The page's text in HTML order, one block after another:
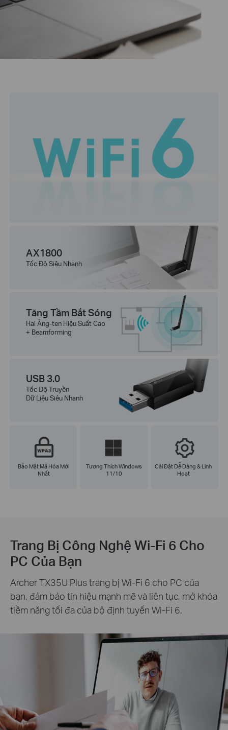
USB 3.0
Tốc Độ Truyền
Dữ Liệu Siêu Nhanh
AX1800
Tốc Độ Siêu Nhanh
Tăng Tầm Bắt Sóng
Hai Ăng-ten Hiệu Suất Cao
+ Beamforming
Bảo Mật Mã Hóa Mới
Nhất
Tương Thích Windows
11/10
Cài Đặt Dễ Dàng & Linh
Hoạt
Trang Bị Công Nghệ Wi-Fi 6 Cho
PC Của Bạn
Archer TX35U Plus trang bị Wi-Fi 6 cho PC của
bạn, đảm bảo tín hiệu mạnh mẽ và liên tục, mở khóa
tiềm năng tối đa của bộ định tuyến Wi-Fi 6.